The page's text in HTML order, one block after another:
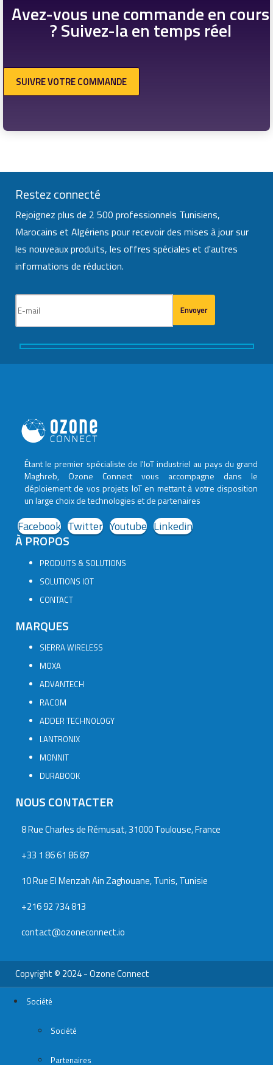
Avez-vous une commande en cours
? Suivez-la en temps réel
SUIVRE VOTRE COMMANDE
Restez connecté
Rejoignez plus de 2 500 professionnels Tunisiens,
Marocains et Algériens pour recevoir des mises à jour sur
les nouveaux produits, les offres spéciales et d'autres
informations de réduction.
Étant le premier spécialiste de l'IoT industriel au pays du grand
Maghreb, Ozone Connect vous accompagne dans le
déploiement de vos projets IoT en mettant à votre disposition
un large choix de technologies et de partenaires
Facebook Twitter Youtube Linkedin
À PROPOS
PRODUITS & SOLUTIONS
SOLUTIONS IOT
CONTACT
MARQUES
SIERRA WIRELESS
MOXA
ADVANTECH
RACOM
ADDER TECHNOLOGY
LANTRONIX
MONNIT
DURABOOK
NOUS CONTACTER
8 Rue Charles de Rémusat, 31000 Toulouse, France
+33 1 86 61 86 87
10 Rue El Menzah Ain Zaghouane, Tunis, Tunisie
+216 92 734 813
contact@ozoneconnect.io
Copyright © 2024 - Ozone Connect
Société
Société
Partenaires